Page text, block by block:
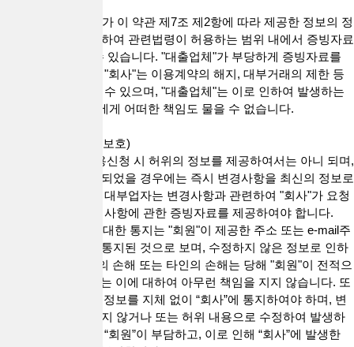
"회사"는 "대출업체"가 이 약관 제7조 제2항에 따라 제공한 정보의 정
확성을 확인하기 위하여 관련법령이 허용하는 범위 내에서 증빙자료
의 제공을 요청할 수 있습니다. "대출업체"가 부당하게 증빙자료를
제공하지 않는 경우 "회사"는 이용계약의 해지, 대부거래의 제한 등
필요한 조치를 취할 수 있으며, "대출업체"는 이로 인하여 발생하는
손해에 대해 "회사"에게 어떠한 책임도 물을 수 없습니다.
제9조(정보의 변경, 보호)
1. "대출업체"는 이용신청 시 허위의 정보를 제공하여서는 아니 되며,
기재한 사항이 변경되었을 경우에는 즉시 변경사항을 최신의 정보로
수정하여야 합니다. 대부업자는 변경사항과 관련하여 "회사"가 요청
하는 경우 즉시 변경사항에 관한 증빙자료를 제공하여야 합니다.
2."회사"의 "회원"에 대한 통지는 "회원"이 제공한 주소 또는 e-mail주
소에 도달함으로써 통지된 것으로 보며, 수정하지 않은 정보로 인하
여 발생하는 "회원"의 손해 또는 타인의 손해는 당해 "회원"이 전적으
로 부담하며, "회사"는 이에 대하여 아무런 책임을 지지 않습니다. 또
한, "회원"은 변경된 정보를 지체 없이 “회사”에 통지하여야 하며, 변
경된 정보를 수정하지 않거나 또는 허위 내용으로 수정하여 발생하
는 손해는 전적으로 “회원”이 부담하고, 이로 인해 “회사”에 발생한